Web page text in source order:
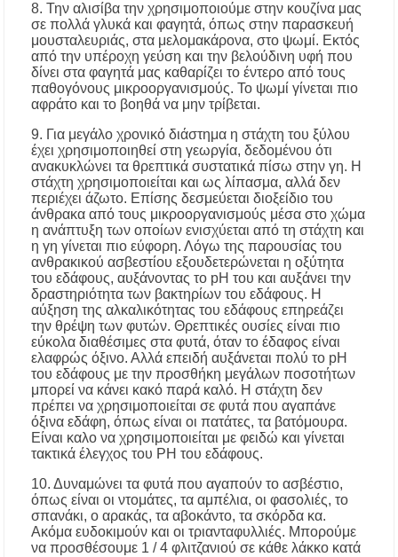
8. Την αλισίβα την χρησιμοποιούμε στην κουζίνα μας
σε πολλά γλυκά και φαγητά, όπως στην παρασκευή
μουσταλευριάς, στα μελομακάρονα, στο ψωμί. Εκτός
από την υπέροχη γεύση και την βελούδινη υφή που
δίνει στα φαγητά μας καθαρίζει το έντερο από τους
παθογόνους μικροοργανισμούς. Το ψωμί γίνεται πιο
αφράτο και το βοηθά να μην τρίβεται.
9. Για μεγάλο χρονικό διάστημα η στάχτη του ξύλου
έχει χρησιμοποιηθεί στη γεωργία, δεδομένου ότι
ανακυκλώνει τα θρεπτικά συστατικά πίσω στην γη. Η
στάχτη χρησιμοποιείται και ως λίπασμα, αλλά δεν
περιέχει άζωτο. Επίσης δεσμεύεται διοξείδιο του
άνθρακα από τους μικροοργανισμούς μέσα στο χώμα
η ανάπτυξη των οποίων ενισχύεται από τη στάχτη και
η γη γίνεται πιο εύφορη. Λόγω της παρουσίας του
ανθρακικού ασβεστίου εξουδετερώνεται η οξύτητα
του εδάφους, αυξάνοντας το pH του και αυξάνει την
δραστηριότητα των βακτηρίων του εδάφους. Η
αύξηση της αλκαλικότητας του εδάφους επηρεάζει
την θρέψη των φυτών. Θρεπτικές ουσίες είναι πιο
εύκολα διαθέσιμες στα φυτά, όταν το έδαφος είναι
ελαφρώς όξινο. Αλλά επειδή αυξάνεται πολύ το pH
του εδάφους με την προσθήκη μεγάλων ποσοτήτων
μπορεί να κάνει κακό παρά καλό. Η στάχτη δεν
πρέπει να χρησιμοποιείται σε φυτά που αγαπάνε
όξινα εδάφη, όπως είναι οι πατάτες, τα βατόμουρα.
Είναι καλο να χρησιμοποιείται με φειδώ και γίνεται
τακτικά έλεγχος του PH του εδάφους.
10. Δυναμώνει τα φυτά που αγαπούν το ασβέστιο,
όπως είναι οι ντομάτες, τα αμπέλια, οι φασολιές, το
σπανάκι, ο αρακάς, τα αβοκάντο, τα σκόρδα κα.
Ακόμα ευδοκιμούν και οι τριανταφυλλιές. Μπορούμε
να προσθέσουμε 1 / 4 φλιτζανιού σε κάθε λάκκο κατά